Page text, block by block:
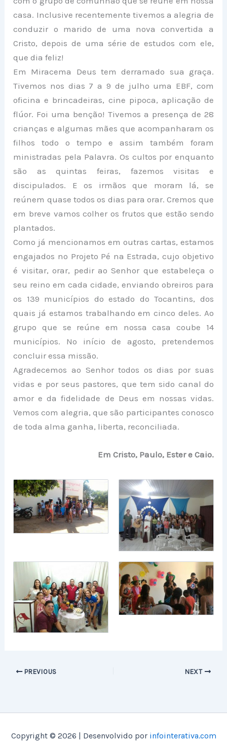
casa. Inclusive recentemente tivemos a alegria de
conduzir o marido de uma nova convertida a
Cristo, depois de uma série de estudos com ele,
que dia feliz!
Em Miracema Deus tem derramado sua graça.
Tivemos nos dias 7 a 9 de julho uma EBF, com
oficina e brincadeiras, cine pipoca, aplicação de
flúor. Foi uma benção! Tivemos a presença de 28
crianças e algumas mães que acompanharam os
filhos todo o tempo e assim também foram
ministradas pela Palavra. Os cultos por enquanto
são as quintas feiras, fazemos visitas e
discipulados. E os irmãos que moram lá, se
reúnem quase todos os dias para orar. Cremos que
em breve vamos colher os frutos que estão sendo
plantados.
Como já mencionamos em outras cartas, estamos
engajados no Projeto Pé na Estrada, cujo objetivo
é visitar, orar, pedir ao Senhor que estabeleça o
seu reino em cada cidade, enviando obreiros para
os 139 municípios do estado do Tocantins, dos
quais já estamos trabalhando em cinco deles. Ao
grupo que se reúne em nossa casa coube 14
municípios. No início de agosto, pretendemos
concluir essa missão.
Agradecemos ao Senhor todos os dias por suas
vidas e por seus pastores, que tem sido canal do
amor e da fidelidade de Deus em nossas vidas.
Vemos com alegria, que são participantes conosco
de toda alma ganha, liberta, reconciliada.
Em Cristo, Paulo, Ester e Caio.
PREVIOUS NEXT
Copyright © 2026 | Desenvolvido por infointerativa.com